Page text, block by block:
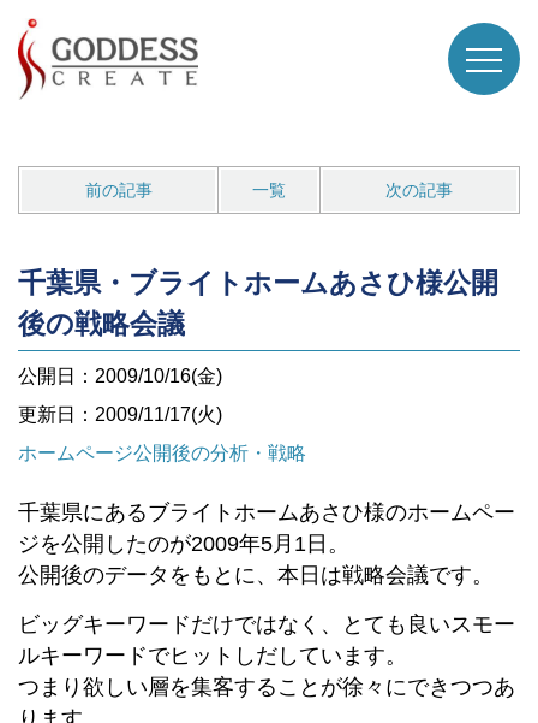
前の記事 一覧 次の記事
千葉県・ブライトホームあさひ様公開
後の戦略会議
公開日：2009/10/16(金)
更新日：2009/11/17(火)
ホームページ公開後の分析・戦略
千葉県にあるブライトホームあさひ様のホームペー
ジを公開したのが2009年5月1日。
公開後のデータをもとに、本日は戦略会議です。
ビッグキーワードだけではなく、とても良いスモー
ルキーワードでヒットしだしています。
つまり欲しい層を集客することが徐々にできつつあ
ります。